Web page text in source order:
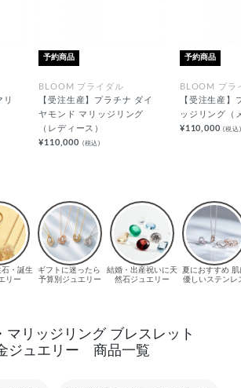
リ
予約商品
BLOOM ブライダル
【受注生産】プラチナ ダイ
ヤモンド マリッジリング
（レディース）
¥110,000 (税込)
予約商品
BLOOM ブラ
【受注生産】
ッジリング（
¥110,000(税込)
マリッジリング ブレスレット
ジュエリー 商品一覧